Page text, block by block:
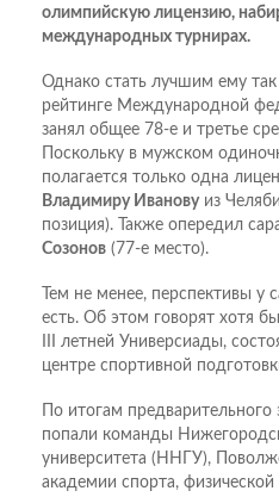
олимпийскую лицензию,
международных турнирах.
Однако стать лучшим ему
рейтинге Международной
занял общее 78-е и третье
Поскольку в мужском
полагается только одна
Владимиру Ивановуиз
позиция). Также опередил
Созонов (77-е место).
Тем не менее, перспективы у
есть. Об этом говорят хотя
III летней Универсиады,
центре спортивной
По итогам
попали команды
университета (ННГУ),
академии спорта,